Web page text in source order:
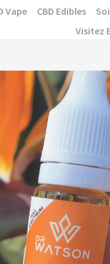
Vape CBD Edibles
Visitez